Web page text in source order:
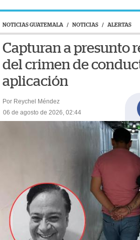
NOTICIAS GUATEMALA / NOTICIAS / ALERTAS
Capturan a presunto
del crimen de
aplicación
Por Reychel Méndez
06 de agosto de 2026, 02:44